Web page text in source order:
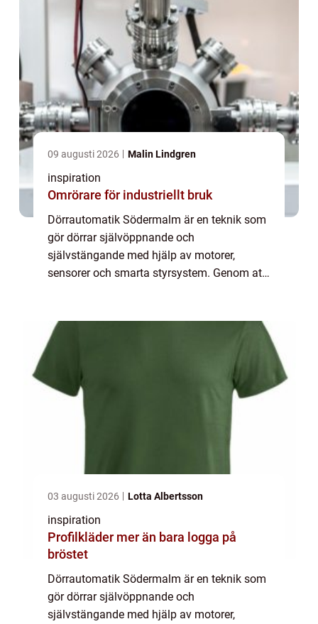
09 augusti 2026 Malin Lindgren
inspiration
Omrörare för industriellt bruk
Dörrautomatik Södermalm är en teknik som
gör dörrar självöppnande och
självstängande med hjälp av motorer,
sensorer och smarta styrsystem. Genom att
03 augusti 2026 Lotta Albertsson
inspiration
Profilkläder mer än bara logga på
bröstet
Dörrautomatik Södermalm är en teknik som
gör dörrar självöppnande och
självstängande med hjälp av motorer,